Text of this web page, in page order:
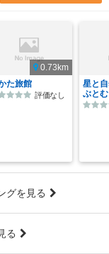
0.73km
た旅館
評価なし
星と
ぶと
グを見る
る